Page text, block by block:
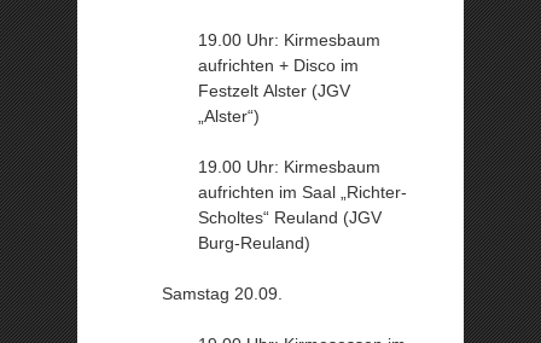
19.00 Uhr: Kirmesbaum
aufrichten + Disco im
Festzelt Alster (JGV
„Alster“)
19.00 Uhr: Kirmesbaum
aufrichten im Saal „Richter-
Scholtes“ Reuland (JGV
Burg-Reuland)
Samstag 20.09.